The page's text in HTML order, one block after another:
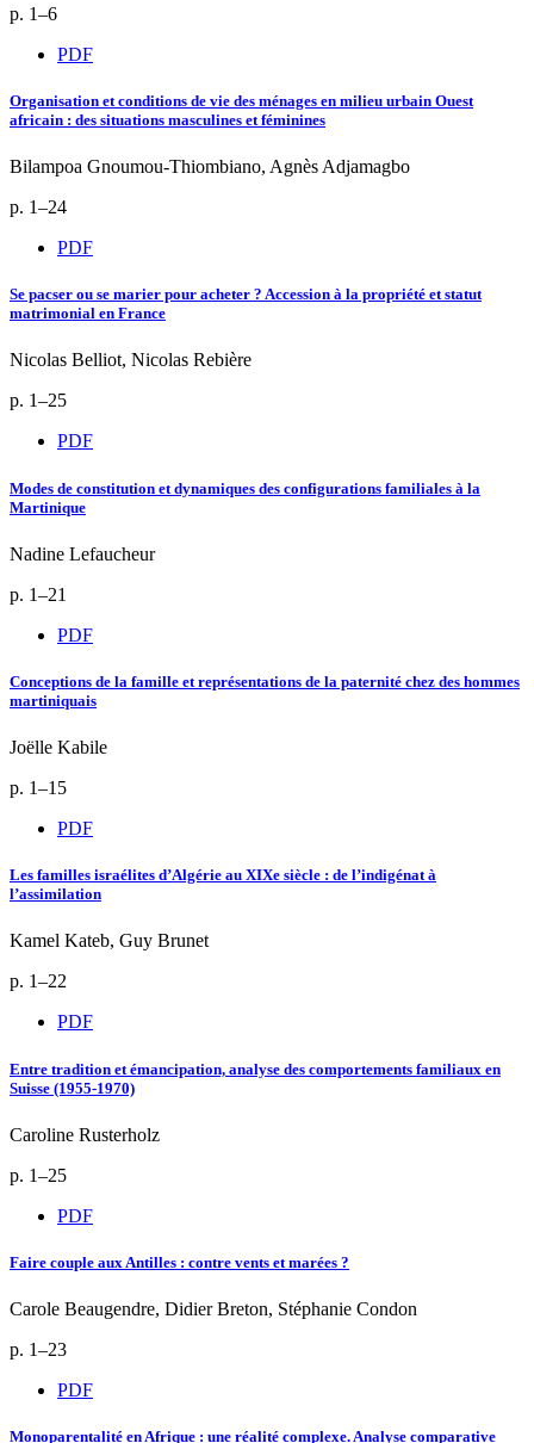
p. 1–6
PDF
Organisation et conditions de vie des ménages en milieu urbain Ouest
africain : des situations masculines et féminines
Bilampoa Gnoumou-Thiombiano, Agnès Adjamagbo
p. 1–24
PDF
Se pacser ou se marier pour acheter ? Accession à la propriété et statut
matrimonial en France
Nicolas Belliot, Nicolas Rebière
p. 1–25
PDF
Modes de constitution et dynamiques des configurations familiales à la
Martinique
Nadine Lefaucheur
p. 1–21
PDF
Conceptions de la famille et représentations de la paternité chez des hommes
martiniquais
Joëlle Kabile
p. 1–15
PDF
Les familles israélites d’Algérie au XIXe siècle : de l’indigénat à
l’assimilation
Kamel Kateb, Guy Brunet
p. 1–22
PDF
Entre tradition et émancipation, analyse des comportements familiaux en
Suisse (1955-1970)
Caroline Rusterholz
p. 1–25
PDF
Faire couple aux Antilles : contre vents et marées ?
Carole Beaugendre, Didier Breton, Stéphanie Condon
p. 1–23
PDF
Monoparentalité en Afrique : une réalité complexe. Analyse comparative